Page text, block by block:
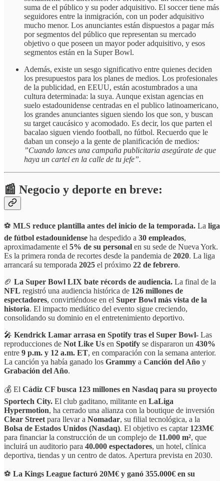
suma de el público y su poder adquisitivo. El soccer tiene más
seguidores entre la inmigración, con un poder adquisitivo
mucho menor. Los anunciantes están dispuestos a pagar más
por segmentos del público que representan su mercado
objetivo o que poseen un mayor poder adquisitivo, y esos
segmentos están en la Super Bowl.
Además, existe un sesgo significativo entre quienes deciden
los presupuestos para los planes de medios. Los profesionales
de la publicidad, en EEUU, están acostumbrados a una
cultura determinada: la suya. Aunque existan agencias en
suelo estadounidense centradas en el publico latinoamericano,
los grandes anunciantes siguen siendo los que son, y buscan
su target caucásico y acomodado. Es decir, los que parten el
bacalao siguen viendo football, no fútbol. Recuerdo que le
daban un consejo a la gente de planificación de medios:
”Cuando lances una campaña publicitaria asegúrate de que
haya un cartel en la calle de tu jefe”.
📰 Negocio y deporte en breve:
⚽ MLS reduce plantilla antes del inicio de la temporada. La liga
de fútbol estadounidense ha despedido a 30 empleados,
aproximadamente el 5% de su personal en su sede de Nueva York.
Es la primera ronda de recortes desde la pandemia de 2020. La liga
arrancará su temporada 2025 el próximo 22 de febrero.
🏈 La Super Bowl LIX bate récords de audiencia. La final de la
NFL registró una audiencia histórica de 126 millones de
espectadores, convirtiéndose en el Super Bowl más vista de la
historia. El impacto mediático del evento sigue creciendo,
consolidando su dominio en el entretenimiento deportivo.
🎤 Kendrick Lamar arrasa en Spotify tras el Super Bowl- Las
reproducciones de Not Like Us en Spotify se dispararon un 430%
entre 9 p.m. y 12 a.m. ET, en comparación con la semana anterior.
La canción ya había ganado los Grammy a Canción del Año y
Grabación del Año.
💰 El Cádiz CF busca 123 millones en Nasdaq para su proyecto
Sportech City. El club gaditano, militante en LaLiga
Hypermotion, ha cerrado una alianza con la boutique de inversión
Clear Street para llevar a Nomadar, su filial tecnológica, a la
Bolsa de Estados Unidos (Nasdaq). El objetivo es captar 123M€
para financiar la construcción de un complejo de 11.000 m², que
incluirá un auditorio para 40.000 espectadores, un hotel, clínica
deportiva, tiendas y un centro de datos. Apertura prevista en 2030.
⚽ La Kings League facturó 20M€ y ganó 355.000€ en su